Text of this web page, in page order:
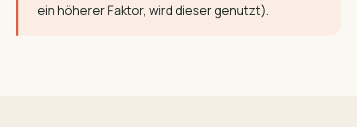
ein höherer Faktor, wird dieser genutzt).